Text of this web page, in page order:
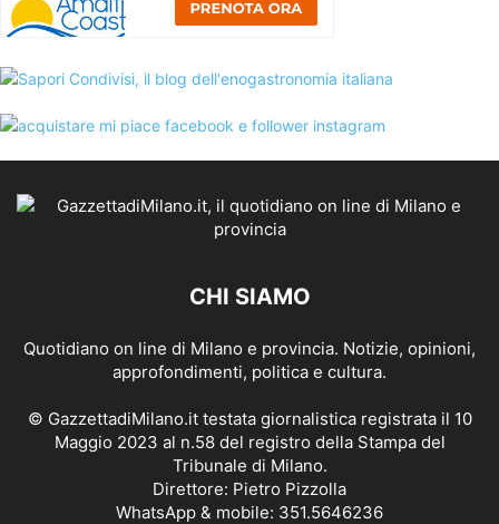
CHI SIAMO
Quotidiano on line di Milano e provincia. Notizie, opinioni,
approfondimenti, politica e cultura.
© GazzettadiMilano.it testata giornalistica registrata il 10
Maggio 2023 al n.58 del registro della Stampa del
Tribunale di Milano.
Direttore: Pietro Pizzolla
WhatsApp & mobile: 351.5646236